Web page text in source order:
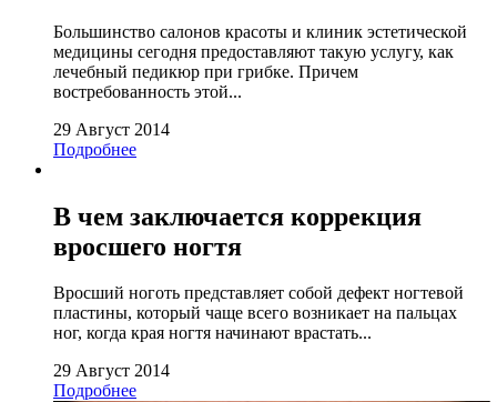
Большинство салонов красоты и клиник эстетической
медицины сегодня предоставляют такую услугу, как
лечебный педикюр при грибке. Причем
востребованность этой...
29 Август 2014
Подробнее
В чем заключается коррекция
вросшего ногтя
Вросший ноготь представляет собой дефект ногтевой
пластины, который чаще всего возникает на пальцах
ног, когда края ногтя начинают врастать...
29 Август 2014
Подробнее